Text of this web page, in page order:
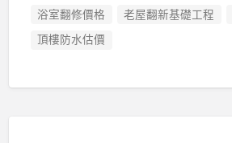
浴室翻修價格
老屋翻新基礎工程
頂樓防水估價